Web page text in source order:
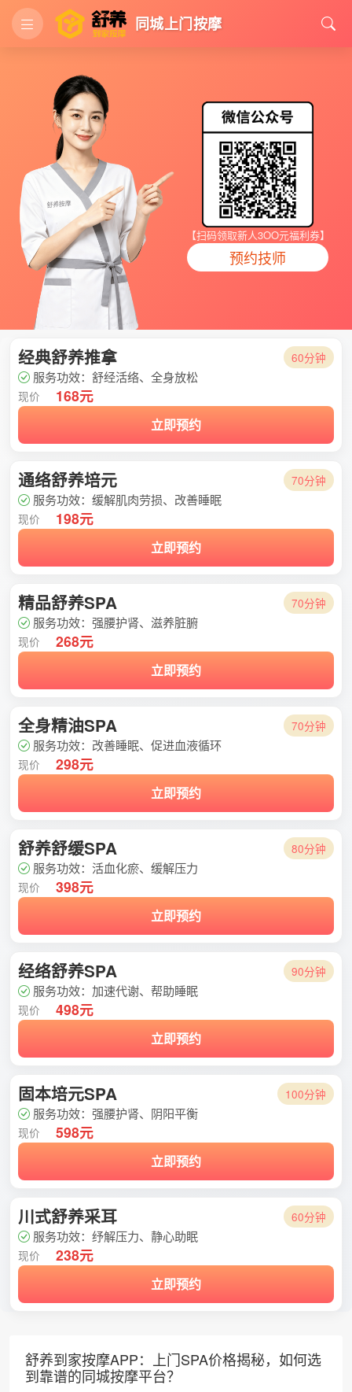
同城上门按摩
【扫码领取新人3OO元福利券】
预约技师
经典舒养推拿 60分钟
服务功效：舒经活络、全身放松
现价 168元
立即预约
通络舒养培元 70分钟
服务功效：缓解肌肉劳损、改善睡眠
现价 198元
立即预约
精品舒养SPA 70分钟
服务功效：强腰护肾、滋养脏腑
现价 268元
立即预约
全身精油SPA 70分钟
服务功效：改善睡眠、促进血液循环
现价 298元
立即预约
舒养舒缓SPA 80分钟
服务功效：活血化瘀、缓解压力
现价 398元
立即预约
经络舒养SPA 90分钟
服务功效：加速代谢、帮助睡眠
现价 498元
立即预约
固本培元SPA 100分钟
服务功效：强腰护肾、阴阳平衡
现价 598元
立即预约
川式舒养采耳 60分钟
服务功效：纾解压力、静心助眠
现价 238元
立即预约
舒养到家按摩APP：上门SPA价格揭秘，如何选
到靠谱的同城按摩平台？